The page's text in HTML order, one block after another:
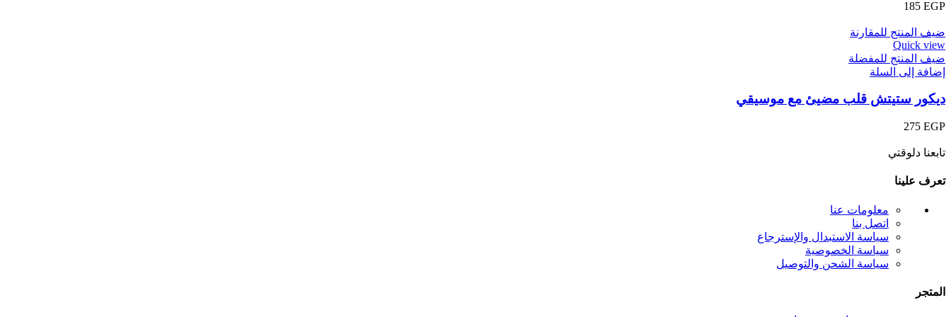
185 EGP
ضيف المنتج للمقارنة
Quick view
ضيف المنتج للمفضلة
إضافة إلى السلة
ديكور ستيتش قلب مضيئ مع موسيقي
275 EGP
تابعنا دلوقتي
تعرف علينا
معلومات عنا
اتصل بنا
سياسة الاستبدال والإسترجاع
سياسة الخصوصية
سياسة الشحن والتوصيل
المتجر